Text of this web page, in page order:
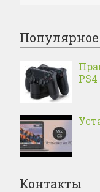
Популярное
PS4
Контакты